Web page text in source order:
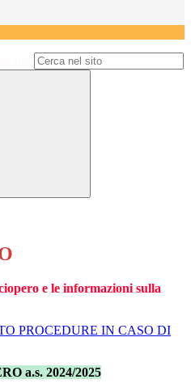
e le informazioni sulla
PROCEDURE IN CASO DI
a.s. 2024/2025